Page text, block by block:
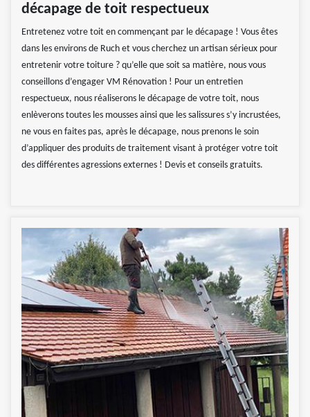
décapage de toit respectueux
Entretenez votre toit en commençant par le décapage ! Vous êtes
dans les environs de Ruch et vous cherchez un artisan sérieux pour
entretenir votre toiture ? qu’elle que soit sa matière, nous vous
conseillons d’engager VM Rénovation ! Pour un entretien
respectueux, nous réaliserons le décapage de votre toit, nous
enlèverons toutes les mousses ainsi que les salissures s’y incrustées,
ne vous en faites pas, après le décapage, nous prenons le soin
d’appliquer des produits de traitement visant à protéger votre toit
des différentes agressions externes ! Devis et conseils gratuits.